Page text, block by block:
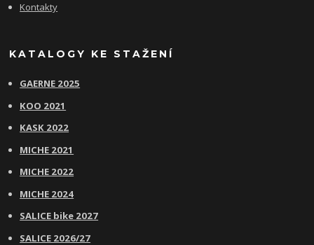
Kontakty
KATALOGY KE STAŽENÍ
GAERNE 2025
KOO 2021
KASK 2022
MICHE 2021
MICHE 2022
MICHE 2024
SALICE bike 2027
SALICE 2026/27